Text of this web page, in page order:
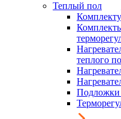
Теплый пол
теплого
Подложки